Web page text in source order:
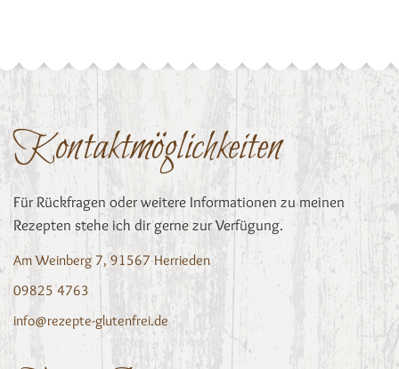
Kontaktmöglichkeiten
Für Rückfragen oder weitere Informationen zu meinen
Rezepten stehe ich dir gerne zur Verfügung.
Am Weinberg 7, 91567 Herrieden
09825 4763
info@rezepte-glutenfrei.de